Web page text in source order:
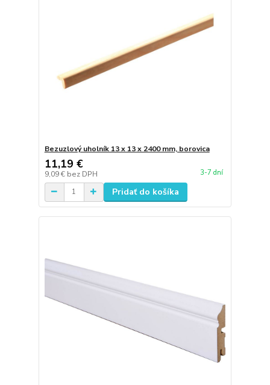
Bezuzlový uholník 13 x 13 x 2400 mm, borovica
11,19 €
9,09 € bez DPH 3-7 dní
Pridať do košíka